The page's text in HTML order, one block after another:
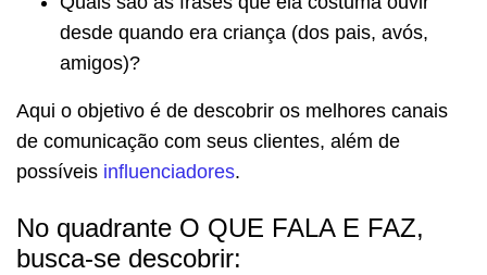
desde quando era criança (dos pais, avós,
amigos)?
Aqui o objetivo é de descobrir os melhores canais
de comunicação com seus clientes, além de
possíveis influenciadores.
No quadrante O QUE FALA E FAZ,
busca-se descobrir: